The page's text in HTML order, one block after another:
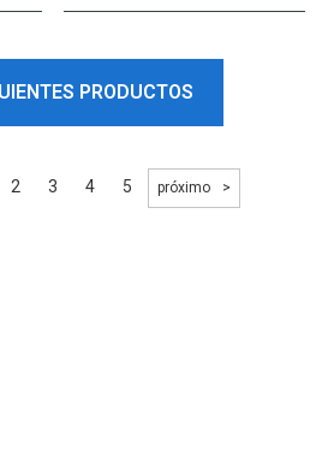
PRODUCTOS
2 3 4 5 próximo